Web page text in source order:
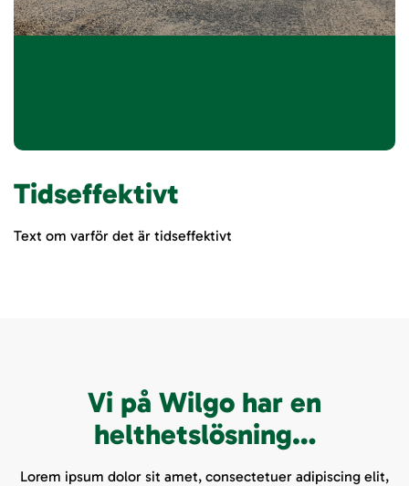
Tidseffektivt
Text om varför det är tidseffektivt
Vi på Wilgo har en
helthetslösning…
Lorem ipsum dolor sit amet, consectetuer adipiscing elit,